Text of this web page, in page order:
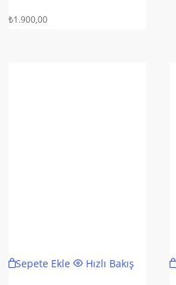
₺1.900,00
Sepete Ekle Hızlı Bakış